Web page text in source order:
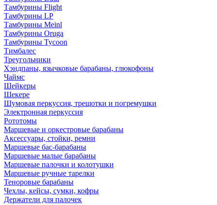
Тамбурины Flight
Тамбурины LP
Тамбурины Meinl
Тамбурины Oruga
Тамбурины Tycoon
Тимбалес
Треугольники
Хэндпаны, язычковые барабаны, глюкофоны
Чаймс
Шейкеры
Шекере
Шумовая перкуссия, трещотки и погремушки
Электронная перкуссия
Рототомы
Маршевые и оркестровые барабаны
Аксессуары, стойки, ремни
Маршевые бас-барабаны
Маршевые малые барабаны
Маршевые палочки и колотушки
Маршевые ручные тарелки
Теноровые барабаны
Чехлы, кейсы, сумки, кофры
Держатели для палочек